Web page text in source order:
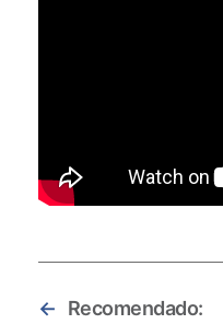
←
Recomendado: